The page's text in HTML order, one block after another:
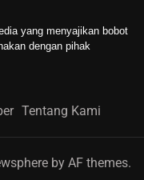
yang menyajikan bobot
dengan pihak
Tentang Kami
by AF themes.